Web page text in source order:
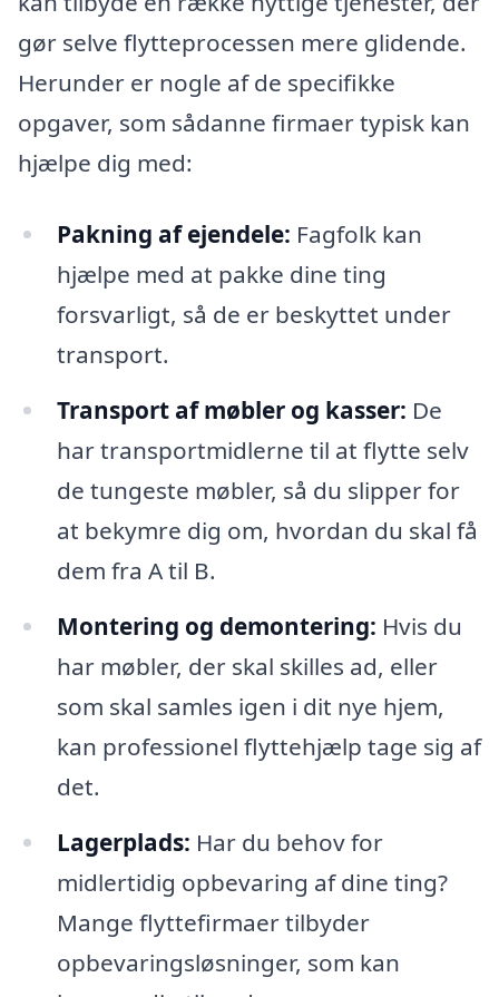
gør selve flytteprocessen mere glidende.
Herunder er nogle af de specifikke
opgaver, som sådanne firmaer typisk kan
hjælpe dig med:
Pakning af ejendele: Fagfolk kan
hjælpe med at pakke dine ting
forsvarligt, så de er beskyttet under
transport.
Transport af møbler og kasser: De
har transportmidlerne til at flytte selv
de tungeste møbler, så du slipper for
at bekymre dig om, hvordan du skal få
dem fra A til B.
Montering og demontering: Hvis du
har møbler, der skal skilles ad, eller
som skal samles igen i dit nye hjem,
kan professionel flyttehjælp tage sig af
det.
Lagerplads: Har du behov for
midlertidig opbevaring af dine ting?
Mange flyttefirmaer tilbyder
opbevaringsløsninger, som kan